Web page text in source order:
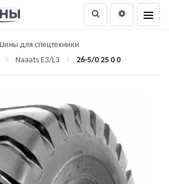
для спецтехники
Naaats E3/L3 26-5/0 25 0 0